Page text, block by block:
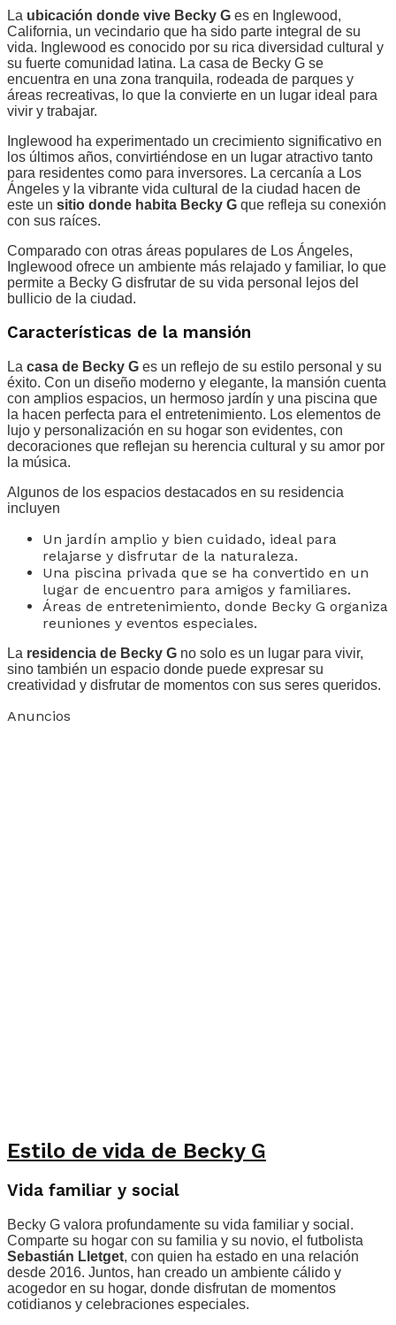
La ubicación donde vive Becky G es en Inglewood,
California, un vecindario que ha sido parte integral de su
vida. Inglewood es conocido por su rica diversidad cultural y
su fuerte comunidad latina. La casa de Becky G se
encuentra en una zona tranquila, rodeada de parques y
áreas recreativas, lo que la convierte en un lugar ideal para
vivir y trabajar.
Inglewood ha experimentado un crecimiento significativo en
los últimos años, convirtiéndose en un lugar atractivo tanto
para residentes como para inversores. La cercanía a Los
Ángeles y la vibrante vida cultural de la ciudad hacen de
este un sitio donde habita Becky G que refleja su conexión
con sus raíces.
Comparado con otras áreas populares de Los Ángeles,
Inglewood ofrece un ambiente más relajado y familiar, lo que
permite a Becky G disfrutar de su vida personal lejos del
bullicio de la ciudad.
Características de la mansión
La casa de Becky G es un reflejo de su estilo personal y su
éxito. Con un diseño moderno y elegante, la mansión cuenta
con amplios espacios, un hermoso jardín y una piscina que
la hacen perfecta para el entretenimiento. Los elementos de
lujo y personalización en su hogar son evidentes, con
decoraciones que reflejan su herencia cultural y su amor por
la música.
Algunos de los espacios destacados en su residencia
incluyen
Un jardín amplio y bien cuidado, ideal para
relajarse y disfrutar de la naturaleza.
Una piscina privada que se ha convertido en un
lugar de encuentro para amigos y familiares.
Áreas de entretenimiento, donde Becky G organiza
reuniones y eventos especiales.
La residencia de Becky G no solo es un lugar para vivir,
sino también un espacio donde puede expresar su
creatividad y disfrutar de momentos con sus seres queridos.
Anuncios
Estilo de vida de Becky G
Vida familiar y social
Becky G valora profundamente su vida familiar y social.
Comparte su hogar con su familia y su novio, el futbolista
Sebastián Lletget, con quien ha estado en una relación
desde 2016. Juntos, han creado un ambiente cálido y
acogedor en su hogar, donde disfrutan de momentos
cotidianos y celebraciones especiales.